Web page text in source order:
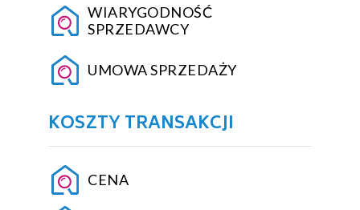
WIARYGODNOŚĆ
SPRZEDAWCY
UMOWA SPRZEDAŻY
KOSZTY TRANSAKCJI
CENA